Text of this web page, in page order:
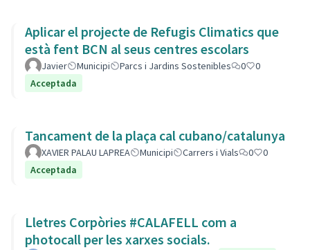
Aplicar el projecte de Refugis Climatics que
està fent BCN al seus centres escolars
Javier Municipi Parcs i Jardins Sostenibles 0
0
Acceptada
Tancament de la plaça cal cubano/catalunya
XAVIER PALAU LAPREA Municipi Carrers i Vials 0
0
Acceptada
Lletres Corpòries #CALAFELL com a
photocall per les xarxes socials.